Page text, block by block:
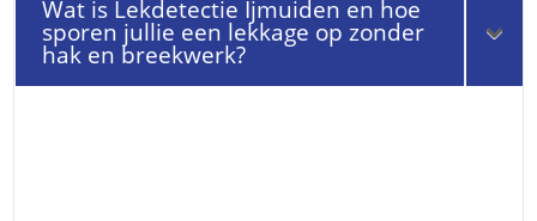
Wat is Lekdetectie Ijmuiden en hoe
sporen jullie een lekkage op zonder
hak en breekwerk?